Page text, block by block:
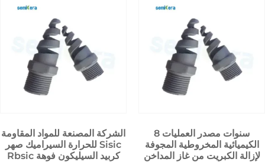
الشركة المصنعة للمواد المقاومة
للحرارة السيراميك صهر Sisic
Rbsic كربيد السيليكون فوهة
8 سنوات مصدر العمليات
الكيميائية المخروطية المجوفة
لإزالة الكبريت من غاز المداخن